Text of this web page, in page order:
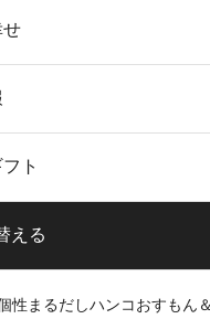
せ
ト
える
性まるだしハンコおすもん